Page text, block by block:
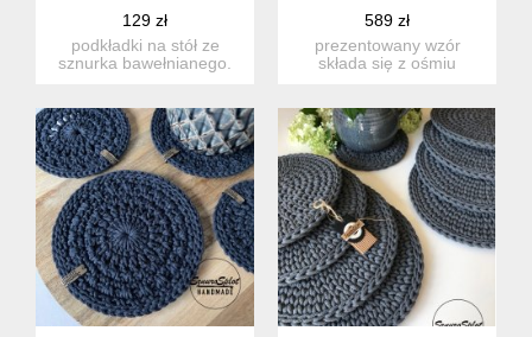
129 zł
podkładki na stół ze
sznurka bawełnianego.
589 zł
prezentowany wzór
składa się z ośmiu